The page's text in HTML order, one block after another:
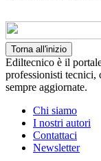
Torna all'inizio
Ediltecnico è il
professionisti tecnici,
sempre aggiornate.
Chi siamo
I nostri autori
Contattaci
Newsletter